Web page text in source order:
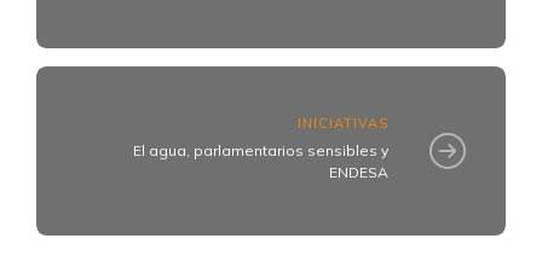
INICIATIVAS
El agua, parlamentarios sensibles y
ENDESA